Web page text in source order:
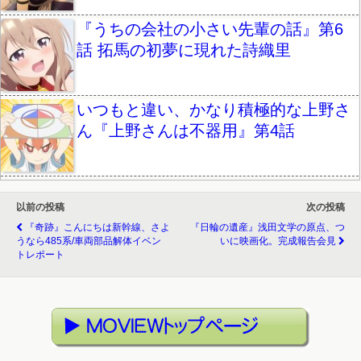
『うちの会社の小さい先輩の話』第6
話 拓馬の初夢に現れた詩織里
いつもと違い、かなり積極的な上野さ
ん『上野さんは不器用』第4話
以前の投稿
『奇跡』こんにちは新幹線、さよ
うなら485系/車両部品解体イベン
トレポート
次の投稿
『日輪の遺産』浅田文学の原点、つ
いに映画化。完成報告会見